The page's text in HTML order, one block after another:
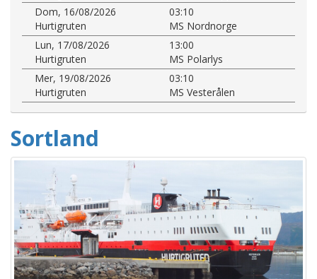
Dom, 16/08/2026
03:10
Hurtigruten
MS Nordnorge
Lun, 17/08/2026
13:00
Hurtigruten
MS Polarlys
Mer, 19/08/2026
03:10
Hurtigruten
MS Vesterålen
Sortland